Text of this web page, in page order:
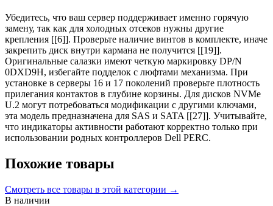
Убедитесь, что ваш сервер поддерживает именно горячую
замену, так как для холодных отсеков нужны другие
крепления [[6]]. Проверьте наличие винтов в комплекте, иначе
закрепить диск внутри кармана не получится [[19]].
Оригинальные салазки имеют четкую маркировку DP/N
0DXD9H, избегайте подделок с люфтами механизма. При
установке в серверы 16 и 17 поколений проверьте плотность
прилегания контактов в глубине корзины. Для дисков NVMe
U.2 могут потребоваться модификации с другими ключами,
эта модель предназначена для SAS и SATA [[27]]. Учитывайте,
что индикаторы активности работают корректно только при
использовании родных контроллеров Dell PERC.
Похожие товары
Смотреть все товары в этой категории →
В наличии